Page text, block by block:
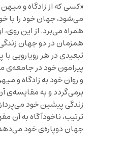
«کسی که از زادگاه و
می‌شود، جهان خود را با
همراه می‌برد. از این روی،
همزمان در دو جهان
تبعیدی در هر رویارویی
پیرامون خود در جامعه‌ی
و روان خود به زادگاه و
برمی‌گردد و به مقایسه‌ی
زندگی پیشین خود
ترتیب، ناخودآگاه به آن
جهان دوپاره‌ی خود